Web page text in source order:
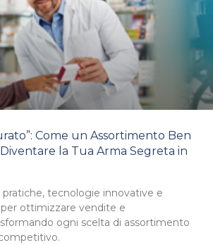
Come un Assortimento Ben
la Tua Arma Segreta in
pratiche, tecnologie innovative e
ottimizzare vendite e
ogni scelta di assortimento